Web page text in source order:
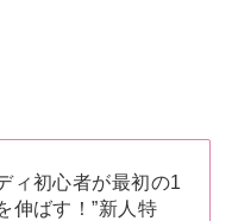
ィ初心者が最初の1
伸ばす！”新人特